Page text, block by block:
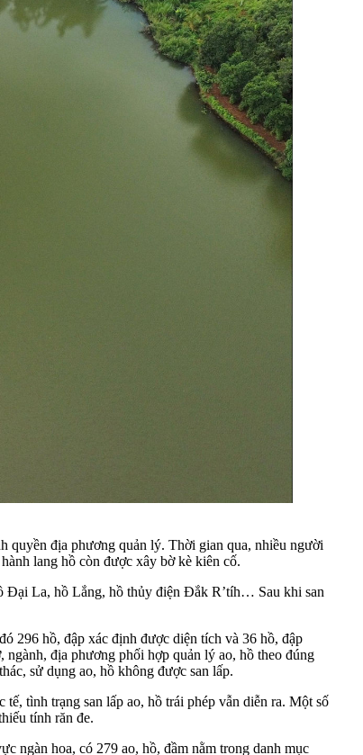
quyền địa phương quản lý. Thời gian qua, nhiều người
lang hồ còn được xây bờ kè kiên cố.
Đại La, hồ Lắng, hồ thủy điện Đắk R’tíh… Sau khi san
296 hồ, đập xác định được diện tích và 36 hồ, đập
địa phương phối hợp quản lý ao, hồ theo đúng
sử dụng ao, hồ không được san lấp.
tình trạng san lấp ao, hồ trái phép vẫn diễn ra. Một số
tính răn đe.
ngàn hoa, có 279 ao, hồ, đầm nằm trong danh mục